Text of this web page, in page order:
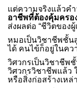
แต่ความจริงแล้วค
อาชีพที่ต้องคุ้มครอ
ส่งผลต่อ “ชีวิตของ
หมอเป็นวิชาชีพชั้น
ได้ คนไข้ก็อยู่ในคว
วิศวกรเป็นวิชาชีพ
วิศวกรวิชาชีพแล้ว
หรือสิ่งก่อสร้างเหล่